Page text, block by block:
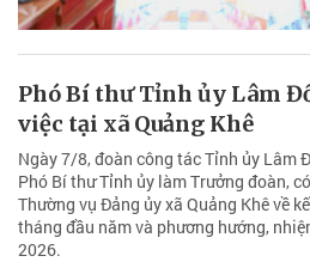
Phó Bí thư Tỉnh ủy Lâm
việc tại xã Quảng Khê
Ngày 7/8, đoàn công tác Tỉnh ủy Lâm
Phó Bí thư Tỉnh ủy làm Trưởng đoàn,
Thường vụ Đảng ủy xã Quảng Khê về
tháng đầu năm và phương hướng,
2026.